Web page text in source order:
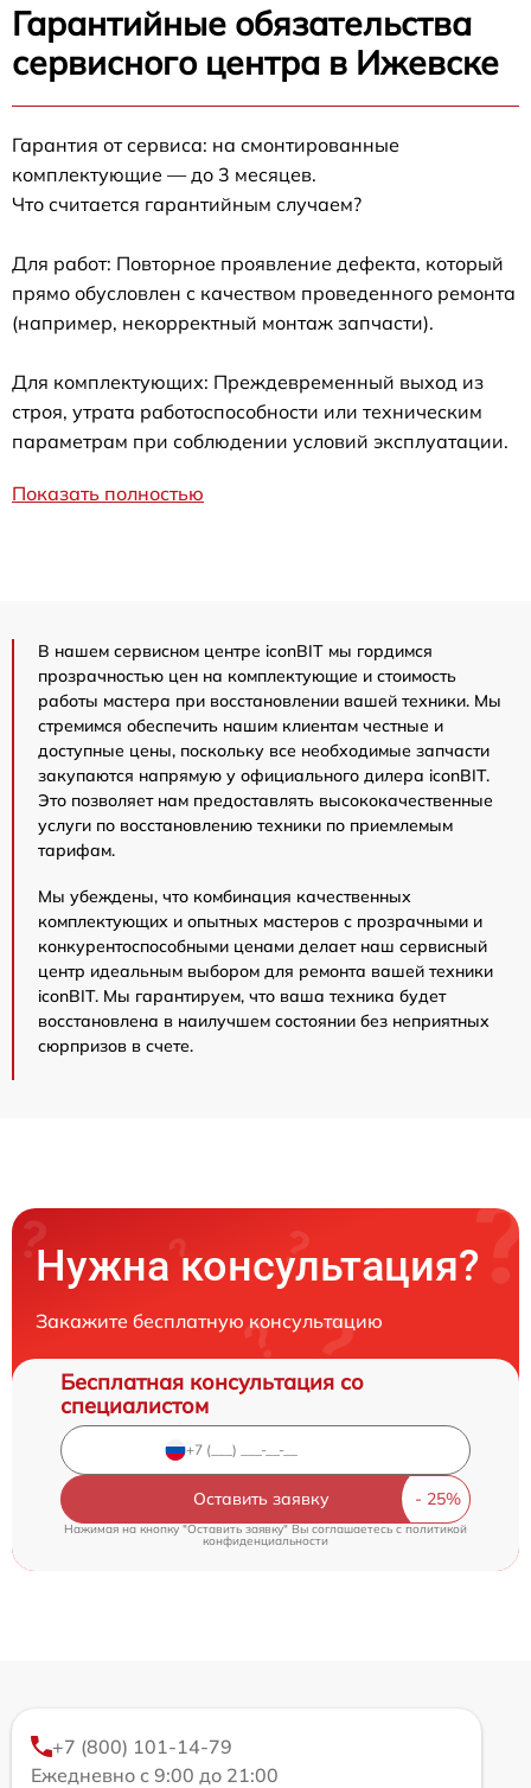
Гарантийные обязательства
сервисного центра в Ижевске
Гарантия от сервиса: на смонтированные
комплектующие — до 3 месяцев.
Что считается гарантийным случаем?
Для работ: Повторное проявление дефекта, который
прямо обусловлен с качеством проведенного ремонта
(например, некорректный монтаж запчасти).
Для комплектующих: Преждевременный выход из
строя, утрата работоспособности или техническим
параметрам при соблюдении условий эксплуатации.
Показать полностью
В нашем сервисном центре iconBIT мы гордимся
прозрачностью цен на комплектующие и стоимость
работы мастера при восстановлении вашей техники. Мы
стремимся обеспечить нашим клиентам честные и
доступные цены, поскольку все необходимые запчасти
закупаются напрямую у официального дилера iconBIT.
Это позволяет нам предоставлять высококачественные
услуги по восстановлению техники по приемлемым
тарифам.
Мы убеждены, что комбинация качественных
комплектующих и опытных мастеров с прозрачными и
конкурентоспособными ценами делает наш сервисный
центр идеальным выбором для ремонта вашей техники
iconBIT. Мы гарантируем, что ваша техника будет
восстановлена в наилучшем состоянии без неприятных
сюрпризов в счете.
Нужна консультация?
Закажите бесплатную консультацию
Бесплатная консультация со
специалистом
Оставить заявку
Нажимая на кнопку "Оставить заявку" Вы соглашаетесь cполитикой
конфиденциальности
+7 (800) 101-14-79
Ежедневно с 9:00 до 21:00